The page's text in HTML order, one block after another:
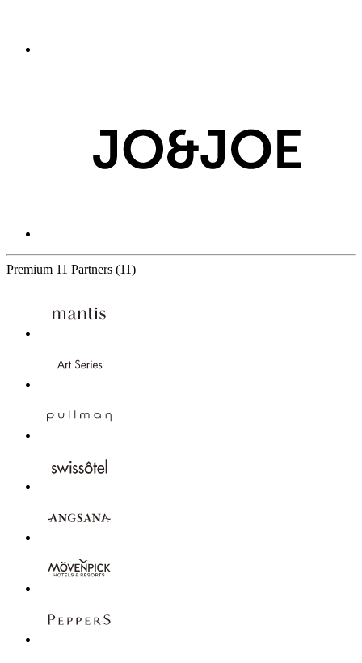
Premium 11 Partners (11)